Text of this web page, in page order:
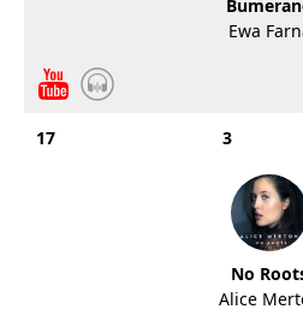
Ewa
17 3
No
Alice